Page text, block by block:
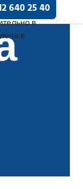
в
в
640 25 40